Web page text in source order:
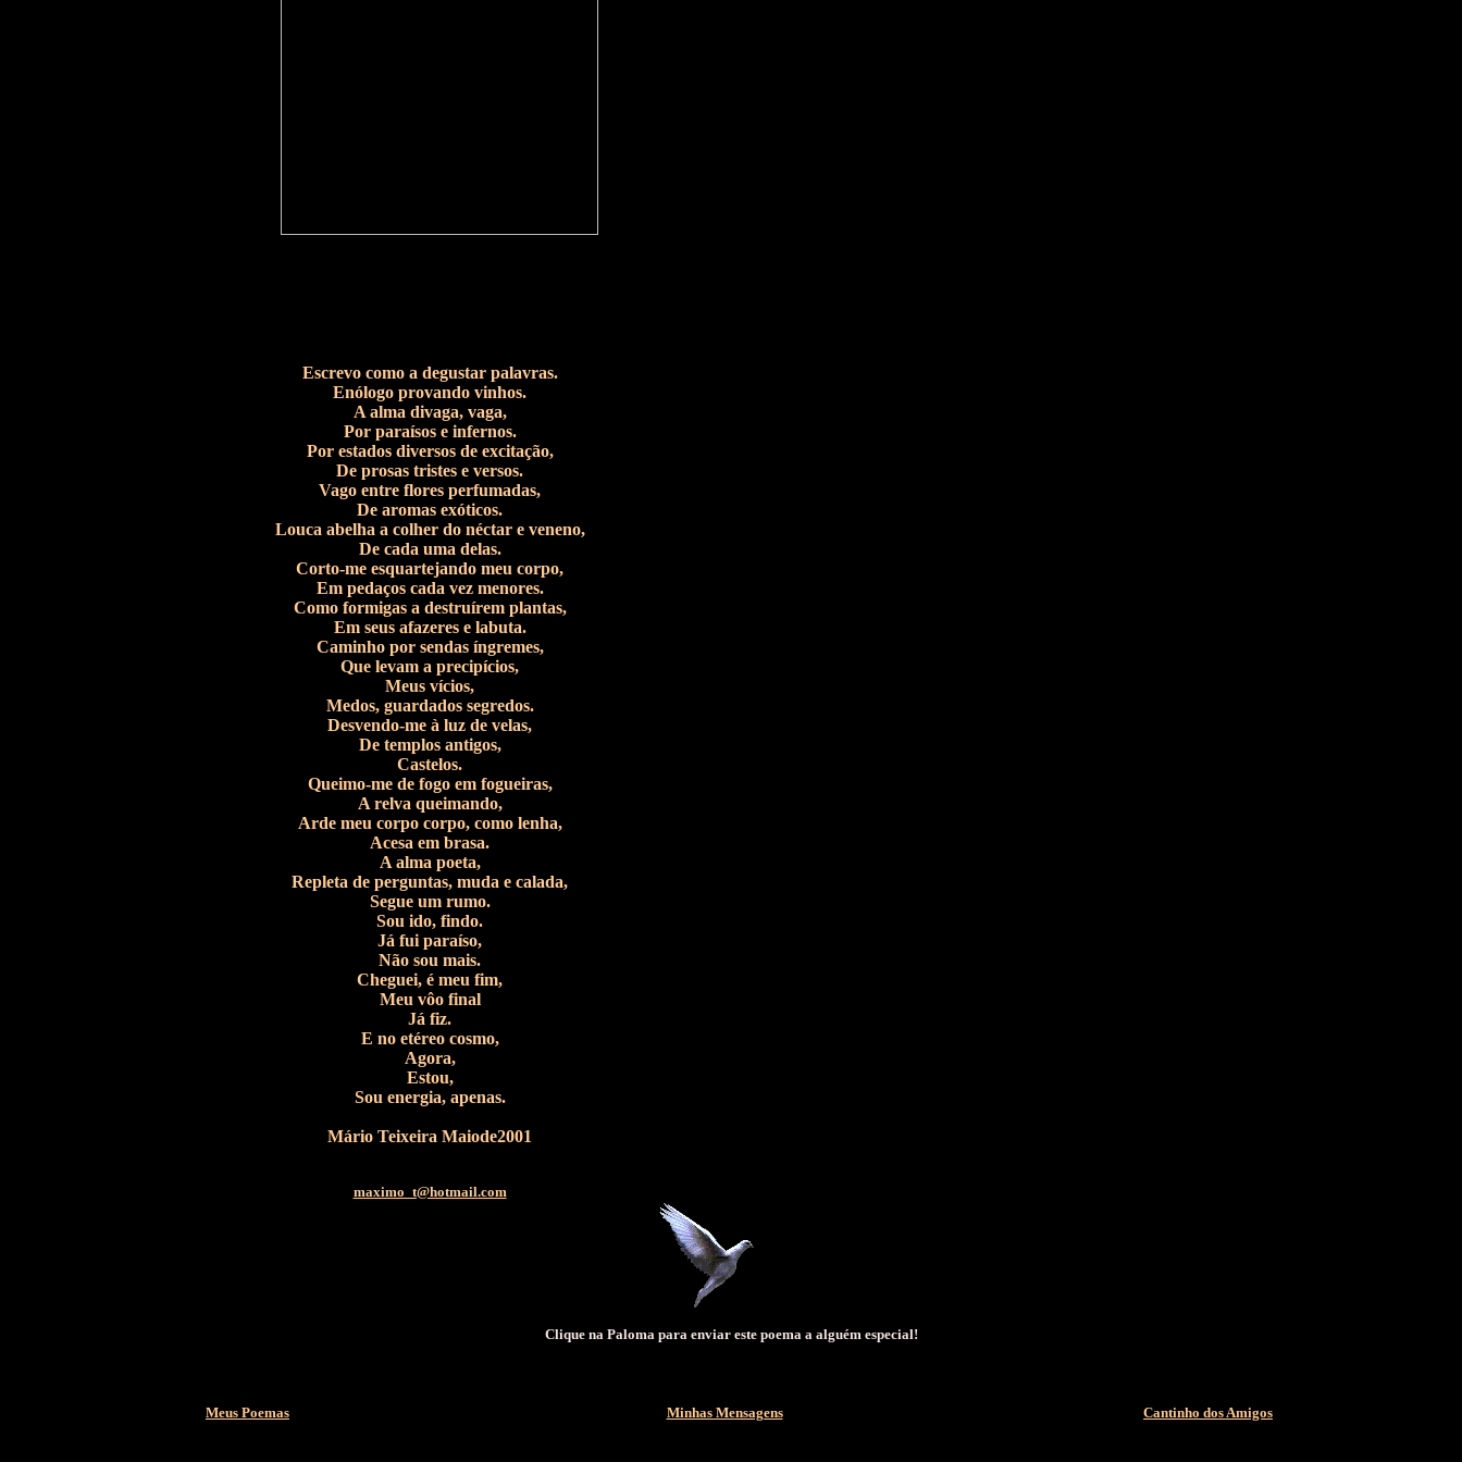
Escrevo como a degustar palavras.
Enólogo provando vinhos.
A alma divaga, vaga,
Por paraísos e infernos.
Por estados diversos de excitação,
De prosas tristes e versos.
Vago entre flores perfumadas,
De aromas exóticos.
Louca abelha a colher do néctar e veneno,
De cada uma delas.
Corto-me esquartejando meu corpo,
Em pedaços cada vez menores.
Como formigas a destruírem plantas,
Em seus afazeres e labuta.
Caminho por sendas íngremes,
Que levam a precipícios,
Meus vícios,
Medos, guardados segredos.
Desvendo-me à luz de velas,
De templos antigos,
Castelos.
Queimo-me de fogo em fogueiras,
A relva queimando,
Arde meu corpo corpo, como lenha,
Acesa em brasa.
A alma poeta,
Repleta de perguntas, muda e calada,
Segue um rumo.
Sou ido, findo.
Já fui paraíso,
Não sou mais.
Cheguei, é meu fim,
Meu vôo final
Já fiz.
E no etéreo cosmo,
Agora,
Estou,
Sou energia, apenas.
Mário Teixeira Maiode2001
maximo_t@hotmail.com
Clique na Paloma para enviar este poema a alguém especial!
Meus Poemas Minhas Mensagens Cantinho dos Amigos